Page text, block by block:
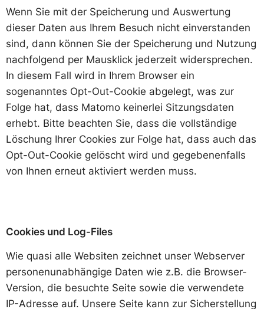
Wenn Sie mit der Speicherung und Auswertung
dieser Daten aus Ihrem Besuch nicht einverstanden
sind, dann können Sie der Speicherung und Nutzung
nachfolgend per Mausklick jederzeit widersprechen.
In diesem Fall wird in Ihrem Browser ein
sogenanntes Opt-Out-Cookie abgelegt, was zur
Folge hat, dass Matomo keinerlei Sitzungsdaten
erhebt. Bitte beachten Sie, dass die vollständige
Löschung Ihrer Cookies zur Folge hat, dass auch das
Opt-Out-Cookie gelöscht wird und gegebenenfalls
von Ihnen erneut aktiviert werden muss.
Cookies und Log-Files
Wie quasi alle Websiten zeichnet unser Webserver
personenunabhängige Daten wie z.B. die Browser-
Version, die besuchte Seite sowie die verwendete
IP-Adresse auf. Unsere Seite kann zur Sicherstellung